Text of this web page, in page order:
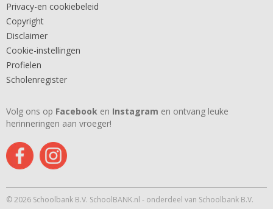
Privacy-en cookiebeleid
Copyright
Disclaimer
Cookie-instellingen
Profielen
Scholenregister
Volg ons op Facebook en Instagram en ontvang leuke
herinneringen aan vroeger!
© 2026 Schoolbank B.V. SchoolBANK.nl - onderdeel van Schoolbank B.V.